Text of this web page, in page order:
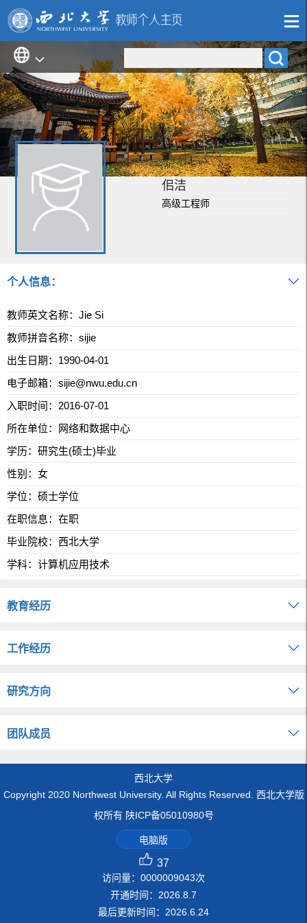
佀洁
高级工程师
个人信息：
教师英文名称：Jie Si
教师拼音名称：sijie
出生日期：1990-04-01
电子邮箱： sijie@nwu.edu.cn
入职时间：2016-07-01
所在单位：网络和数据中心
学历：研究生(硕士)毕业
性别：女
学位：硕士学位
在职信息：在职
毕业院校：西北大学
学科：计算机应用技术
教育经历
工作经历
研究方向
团队成员
西北大学
Copyright 2020 Northwest University. All Rights Reserved. 西北大学版
权所有 陕ICP备05010980号
电脑版
37
访问量： 0000009043次
开通时间： 2026 8 7
最后更新时间： 2026 6 24